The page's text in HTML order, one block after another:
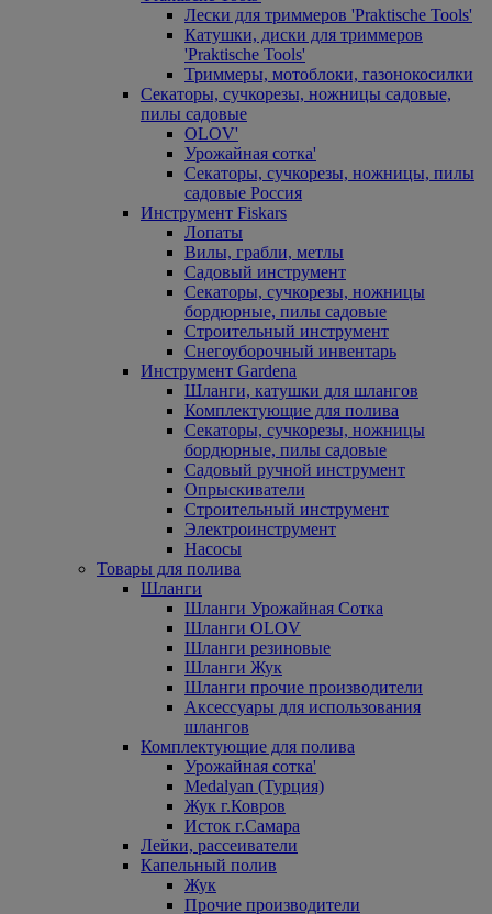
Лески для триммеров 'Praktische Tools'
Катушки, диски для триммеров
'Praktische Tools'
Триммеры, мотоблоки, газонокосилки
Секаторы, сучкорезы, ножницы садовые,
пилы садовые
OLOV'
Урожайная сотка'
Секаторы, сучкорезы, ножницы, пилы
садовые Россия
Инструмент Fiskars
Лопаты
Вилы, грабли, метлы
Садовый инструмент
Секаторы, сучкорезы, ножницы
бордюрные, пилы садовые
Строительный инструмент
Снегоуборочный инвентарь
Инструмент Gardena
Шланги, катушки для шлангов
Комплектующие для полива
Секаторы, сучкорезы, ножницы
бордюрные, пилы садовые
Садовый ручной инструмент
Опрыскиватели
Строительный инструмент
Электроинструмент
Насосы
Товары для полива
Шланги
Шланги Урожайная Сотка
Шланги OLOV
Шланги резиновые
Шланги Жук
Шланги прочие производители
Аксессуары для использования
шлангов
Комплектующие для полива
Урожайная сотка'
Medalyan (Турция)
Жук г.Ковров
Исток г.Самара
Лейки, рассеиватели
Капельный полив
Жук
Прочие производители